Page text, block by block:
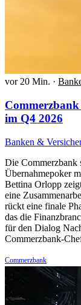
vor 20 Min. ·
im Q4 2026
Banken &
Die Commerzbank
Übernahmepoker
Bettina Orlopp
eine
rückt eine finale
das die
für den Dialog
Commerzbank-
Commerzbank